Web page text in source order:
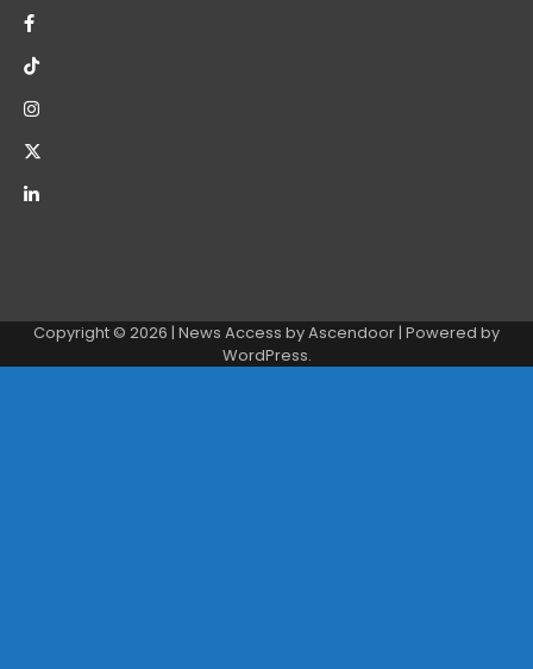
Copyright © 2026 | News Access byAscendoor| Powered by
WordPress.